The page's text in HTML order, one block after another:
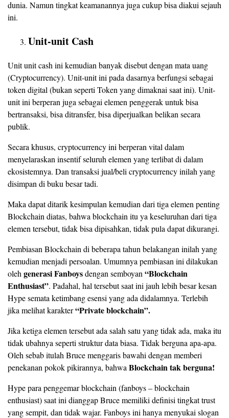
dunia. Namun tingkat keamanannya juga cukup bisa diakui sejauh
ini.
Unit-unit Cash
Unit unit cash ini kemudian banyak disebut dengan mata uang
(Cryptocurrency). Unit-unit ini pada dasarnya berfungsi sebagai
token digital (bukan seperti Token yang dimaknai saat ini). Unit-
unit ini berperan juga sebagai elemen penggerak untuk bisa
bertransaksi, bisa ditransfer, bisa diperjualkan belikan secara
publik.
Secara khusus, cryptocurrency ini berperan vital dalam
menyelaraskan insentif seluruh elemen yang terlibat di dalam
ekosistemnya. Dan transaksi jual/beli cryptocurrency inilah yang
disimpan di buku besar tadi.
Maka dapat ditarik kesimpulan kemudian dari tiga elemen penting
Blockchain diatas, bahwa blockchain itu ya keseluruhan dari tiga
elemen tersebut, tidak bisa dipisahkan, tidak pula dapat dikurangi.
Pembiasan Blockchain di beberapa tahun belakangan inilah yang
kemudian menjadi persoalan. Umumnya pembiasan ini dilakukan
oleh generasi Fanboysdengan semboyan “Blockchain
Enthusiast”. Padahal, hal tersebut saat ini jauh lebih besar kesan
Hype semata ketimbang esensi yang ada didalamnya. Terlebih
jika melihat karakter“Private blockchain”.
Jika ketiga elemen tersebut ada salah satu yang tidak ada, maka itu
tidak ubahnya seperti struktur data biasa. Tidak berguna apa-apa.
Oleh sebab itulah Bruce menggaris bawahi dengan memberi
penekanan pokok pikirannya, bahwa Blockchain tak berguna!
Hype para penggemar blockchain (fanboys – blockchain
enthusiast) saat ini dianggap Bruce memiliki definisi tingkat trust
yang sempit, dan tidak wajar. Fanboys ini hanya menyukai slogan